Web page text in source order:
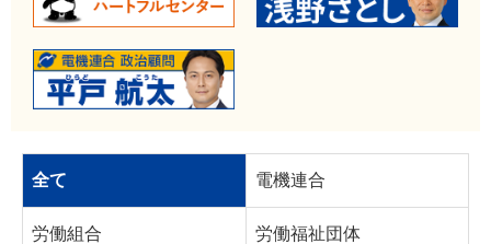
全て 電機連合
労働組合 労働福祉団体